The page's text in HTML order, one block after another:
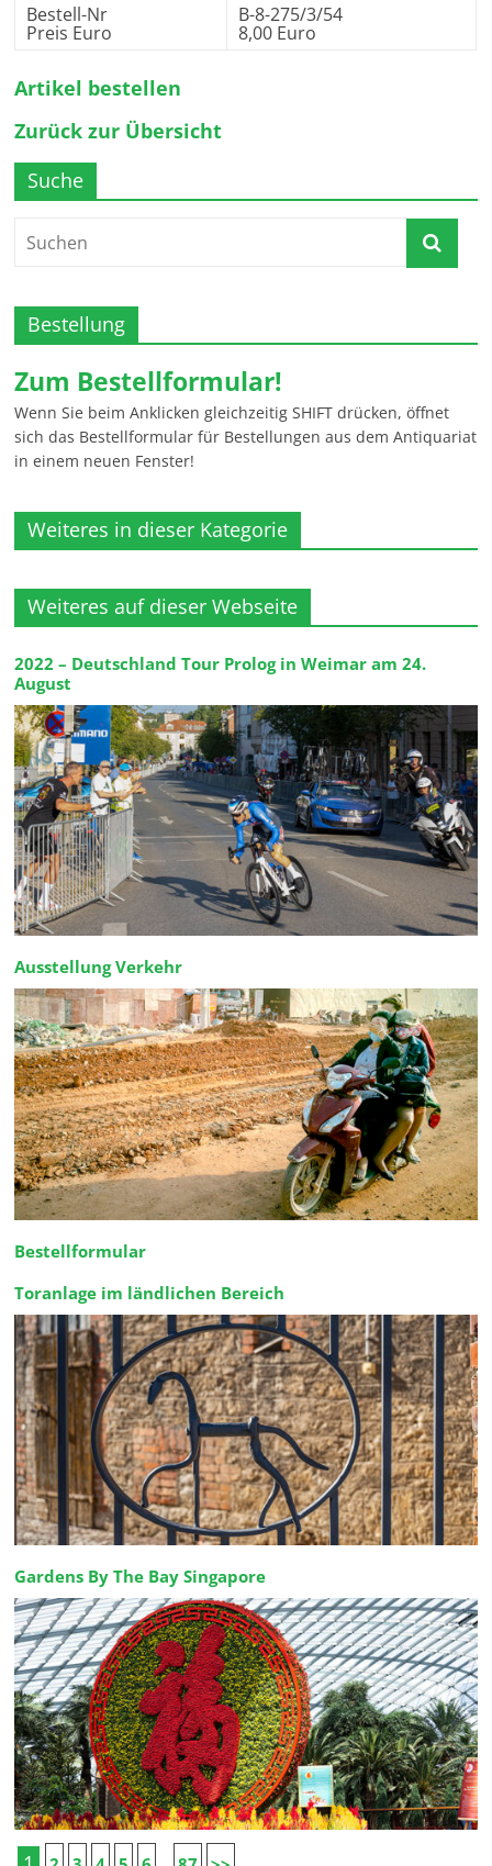
Bestell-Nr
Preis Euro
B-8-275/3/54
8,00 Euro
Artikel bestellen
Zurück zur Übersicht
Suche
Bestellung
Zum Bestellformular!
Wenn Sie beim Anklicken gleichzeitig SHIFT drücken, öffnet
sich das Bestellformular für Bestellungen aus dem Antiquariat
in einem neuen Fenster!
Weiteres in dieser Kategorie
Weiteres auf dieser Webseite
2022 – Deutschland Tour Prolog in Weimar am 24.
August
Ausstellung Verkehr
Bestellformular
Toranlage im ländlichen Bereich
Gardens By The Bay Singapore